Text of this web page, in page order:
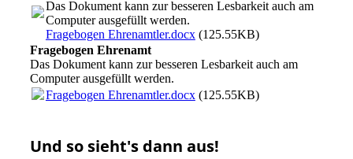
Das Dokument kann zur besseren Lesbarkeit auch am
Computer ausgefüllt werden.
Fragebogen Ehrenamtler.docx(125.55KB)
Fragebogen Ehrenamt
Das Dokument kann zur besseren Lesbarkeit auch am
Computer ausgefüllt werden.
Fragebogen Ehrenamtler.docx(125.55KB)
Und so sieht's dann aus!